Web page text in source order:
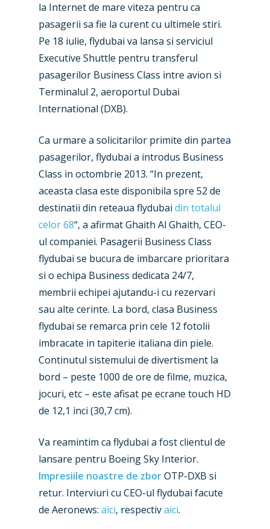
la Internet de mare viteza pentru ca
pasagerii sa fie la curent cu ultimele stiri.
Pe 18 iulie, flydubai va lansa si serviciul
Executive Shuttle pentru transferul
pasagerilor Business Class intre avion si
Terminalul 2, aeroportul Dubai
International (DXB).
Ca urmare a solicitarilor primite din partea
pasagerilor, flydubai a introdus Business
Class in octombrie 2013. “In prezent,
aceasta clasa este disponibila spre 52 de
destinatii din reteaua flydubai din totalul
celor 68“, a afirmat Ghaith Al Ghaith, CEO-
ul companiei. Pasagerii Business Class
flydubai se bucura de imbarcare prioritara
si o echipa Business dedicata 24/7,
membrii echipei ajutandu-i cu rezervari
sau alte cerinte. La bord, clasa Business
flydubai se remarca prin cele 12 fotolii
imbracate in tapiterie italiana din piele.
Continutul sistemului de divertisment la
bord – peste 1000 de ore de filme, muzica,
jocuri, etc – este afisat pe ecrane touch HD
de 12,1 inci (30,7 cm).
Va reamintim ca flydubai a fost clientul de
lansare pentru Boeing Sky Interior.
Impresiile noastre de zborOTP-DXB si
retur. Interviuri cu CEO-ul flydubai facute
de Aeronews: aici, respectivaici.
New Routes
Industry
Accidents / Incidents
Airshows
Dubai 2025
Farnborough 2024
Paris 2023
Farnborough 2022
Business Jets
Trip Reports
Marketplace
Jobs